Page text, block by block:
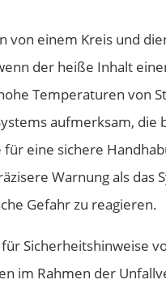
von einem Kreis und
der heiße Inhalt
Temperaturen von
aufmerksam, die
eine sichere
Warnung als das
Gefahr zu reagieren.
Sicherheitshinweise
im Rahmen der